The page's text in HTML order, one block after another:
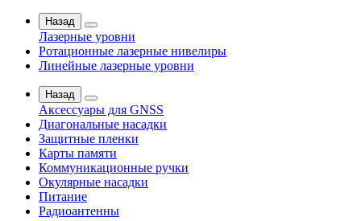
Назад
Лазерные уровни
Ротационные лазерные нивелиры
Линейные лазерные уровни
Назад
Аксессуары для GNSS
Диагональные насадки
Защитные пленки
Карты памяти
Коммуникационные ручки
Окулярные насадки
Питание
Радиоантенны